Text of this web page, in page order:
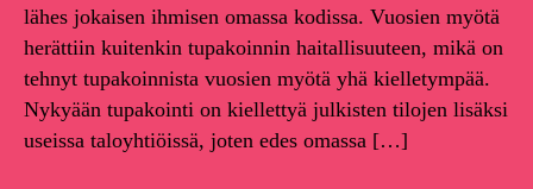
lähes jokaisen ihmisen omassa kodissa. Vuosien myötä
herättiin kuitenkin tupakoinnin haitallisuuteen, mikä on
tehnyt tupakoinnista vuosien myötä yhä kielletympää.
Nykyään tupakointi on kiellettyä julkisten tilojen lisäksi
useissa taloyhtiöissä, joten edes omassa […]